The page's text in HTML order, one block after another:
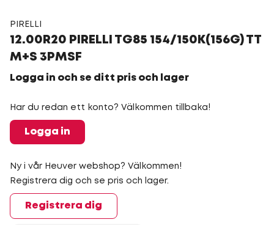
PIRELLI
12.00R20 PIRELLI TG85 154/150K(156G) TT
M+S 3PMSF
Logga in och se ditt pris och lager
Har du redan ett konto? Välkommen tillbaka!
Logga in
Ny i vår Heuver webshop? Välkommen!
Registrera dig och se pris och lager.
Registrera dig